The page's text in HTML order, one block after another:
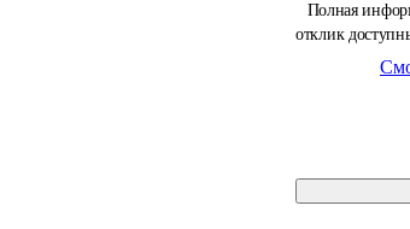
Полная
отклик